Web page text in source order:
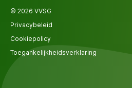
© 2026 VVSG
Privacybeleid
Cookiepolicy
Toegankelijkheidsverklaring